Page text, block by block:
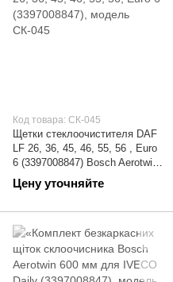
Код товара: СК-045
Щетки стеклоочистителя DAF
LF 26, 36, 45, 46, 55, 56 , Euro
6 (3397008847) Bosch Aerotwin
600 мм (дворники) | СК-045
Цену уточняйте